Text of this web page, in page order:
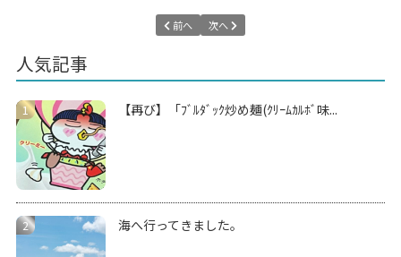
前へ 次へ
人気記事
【再び】「ﾌﾞﾙﾀﾞｯｸ炒め麺(ｸﾘｰﾑｶﾙﾎﾞ味...
海へ行ってきました。